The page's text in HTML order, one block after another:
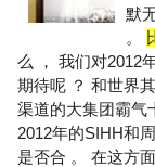
默
。
么 ， 我们对2012
期待呢 ？ 和世界
渠道的大集团霸气
2012年的SIHH和
是否合 。 在这方面